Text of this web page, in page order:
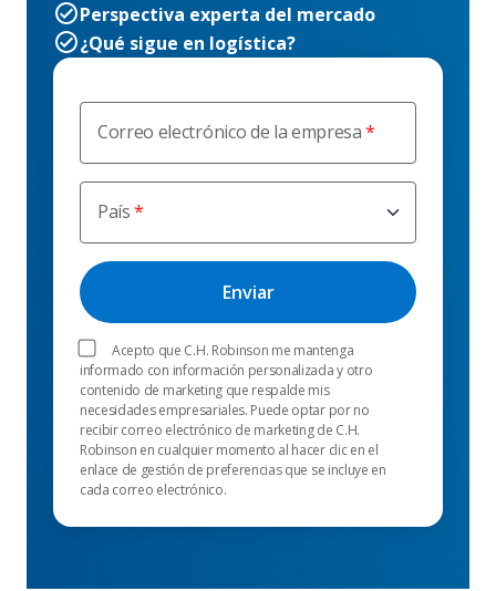
Correo electrónico de la empresa
País
Acepto que C.H. Robinson me mantenga
informado con información personalizada y otro
contenido de marketing que respalde mis
necesidades empresariales. Puede optar por no
recibir correo electrónico de marketing de C.H.
Robinson en cualquier momento al hacer clic en el
enlace de gestión de preferencias que se incluye en
cada correo electrónico.
Perspectiva experta del mercado
¿Qué sigue en logística?